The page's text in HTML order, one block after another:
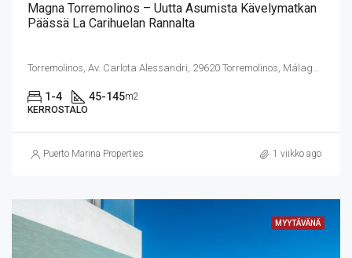
Magna Torremolinos – Uutta Asumista Kävelymatkan
Päässä La Carihuelan Rannalta
Torremolinos, Av. Carlota Alessandri, 29620 Torremolinos, Málaga, Espanja
1-4 45-145m2
KERROSTALO
Puerto Marina Properties 1 viikko ago
MYYTÄVÄNÄ